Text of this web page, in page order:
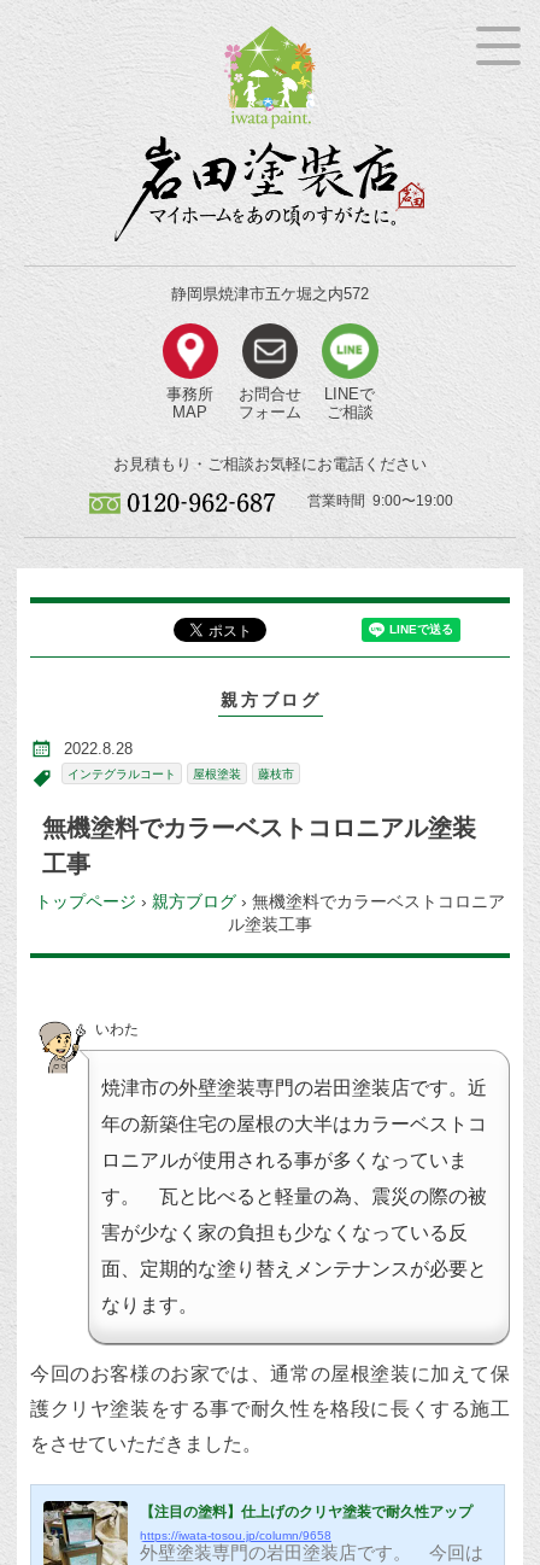
静岡県焼津市五ケ堀之内572
事務所
MAP
お問合せ
フォーム
LINEで
ご相談
お見積もり・ご相談お気軽にお電話ください
営業時間 9:00〜19:00
親方ブログ
2022.8.28
インテグラルコート 屋根塗装 藤枝市
無機塗料でカラーベストコロニアル塗装
工事
トップページ › 親方ブログ › 無機塗料でカラーベストコロニア
ル塗装工事
いわた
焼津市の外壁塗装専門の岩田塗装店です。近
年の新築住宅の屋根の大半はカラーベストコ
ロニアルが使用される事が多くなっていま
す。 瓦と比べると軽量の為、震災の際の被
害が少なく家の負担も少なくなっている反
面、定期的な塗り替えメンテナンスが必要と
なります。
今回のお客様のお家では、通常の屋根塗装に加えて保
護クリヤ塗装をする事で耐久性を格段に長くする施工
をさせていただきました。
【注目の塗料】仕上げのクリヤ塗装で耐久性アップ
https://iwata-tosou.jp/column/9658
外壁塗装専門の岩田塗装店です。 今回は